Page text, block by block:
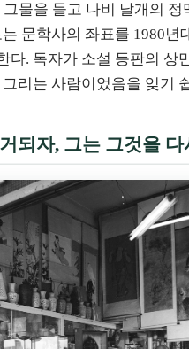
물을 들고 나비 날개의 정
문학사의 좌표를 1980년
다. 독자가 소설 등판의 상
리는 사람이었음을 잊기
되자, 그는 그것을 다